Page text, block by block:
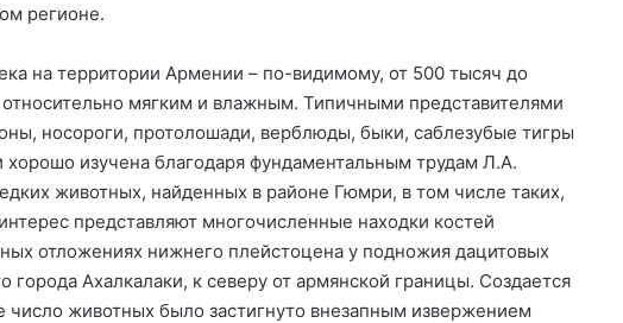
регионе.
на территории Армении – по-видимому, от 500 тысяч до
мягким и влажным. Типичными представителями
носороги, протолошади, верблюды, быки, саблезубые тигры
изучена благодаря фундаментальным трудам Л.А.
животных, найденных в районе Гюмри, в том числе таких,
представляют многочисленные находки костей
отложениях нижнего плейстоцена у подножия дацитовых
города Ахалкалаки, к северу от армянской границы. Создается
число животных было застигнуто внезапным извержением